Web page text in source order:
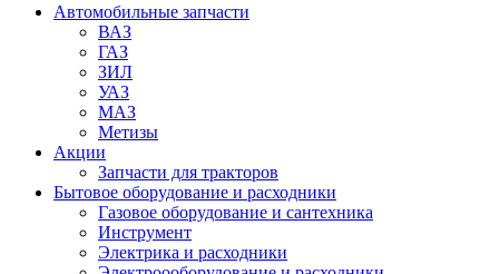
Автомобильные запчасти
ВАЗ
ГАЗ
ЗИЛ
УАЗ
МАЗ
Метизы
Акции
Запчасти для тракторов
Бытовое оборудование и расходники
Газовое оборудование и сантехника
Инструмент
Электрика и расходники